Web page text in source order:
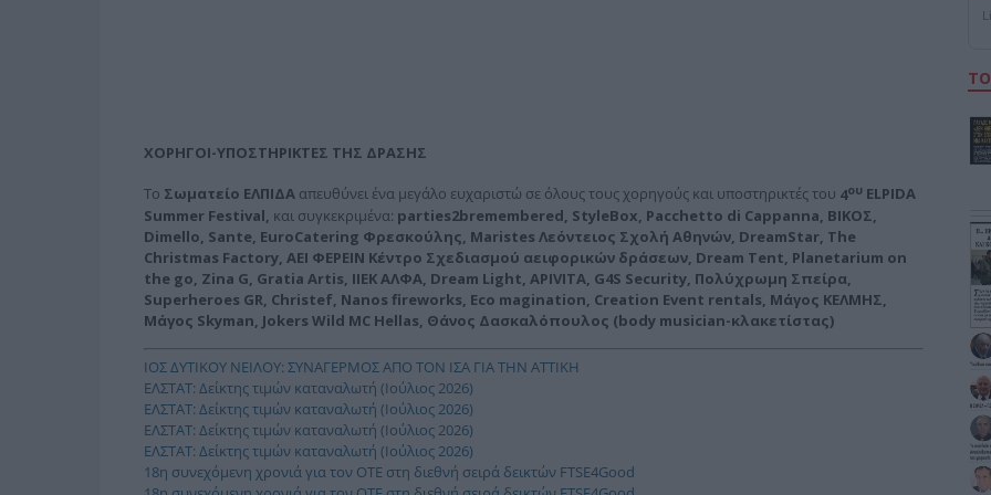
ΧΟΡΗΓΟΙ-ΥΠΟΣΤΗΡΙΚΤΕΣ ΤΗΣ ΔΡΑΣΗΣ
Το Σωματείο ΕΛΠΙΔΑαπευθύνει ένα μεγάλο ευχαριστώ σε όλους τους χορηγούς και υποστηρικτές του 4ου ELPIDA
Summer Festival και συγκεκριμένα: parties2bremembered StyleBox Pacchetto di Cappanna , ΒΙΚΟΣ,
Dimello Sante EuroCatering Φρεσκούλης, Maristes Λεόντειος Σχολή Αθηνών, DreamStar, The
Christmas Factory, ΑΕΙ ΦΕΡΕΙΝ Κέντρο Σχεδιασμού αειφορικών δράσεων, Dream Tent Planetarium on
the go Zina G Gratia Artis , ΙΙΕΚ ΑΛΦΑ, Dream Light APIVITA G4S Security, Πολύχρωμη Σπείρα,
Superheroes GR Christef Nanos fireworks Eco magination Creation Event rentals Mάγος ΚΕΛΜΗΣ,
Μάγος Skyman Jokers Wild MC Hellas , Θάνος Δασκαλόπουλος (body musician-κλακετίστας)
ΙΟΣ ΔΥΤΙΚΟΥ ΝΕΙΛΟΥ: ΣΥΝΑΓΕΡΜΟΣ ΑΠΟ ΤΟΝ ΙΣΑ ΓΙΑ ΤΗΝ ΑΤΤΙΚΗ
ΕΛΣΤΑΤ: Δείκτης τιμών καταναλωτή (Ιούλιος 2026)
ΕΛΣΤΑΤ: Δείκτης τιμών καταναλωτή (Ιούλιος 2026)
ΕΛΣΤΑΤ: Δείκτης τιμών καταναλωτή (Ιούλιος 2026)
ΕΛΣΤΑΤ: Δείκτης τιμών καταναλωτή (Ιούλιος 2026)
18η συνεχόμενη χρονιά για τον ΟΤΕ στη διεθνή σειρά δεικτών FTSE4Good